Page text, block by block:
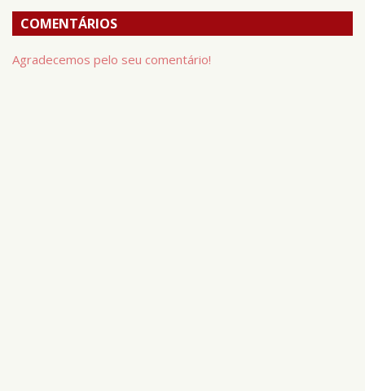
COMENTÁRIOS
Agradecemos pelo seu comentário!